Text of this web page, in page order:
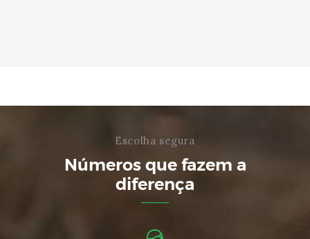
Escolha segura
Números que fazem a
diferença